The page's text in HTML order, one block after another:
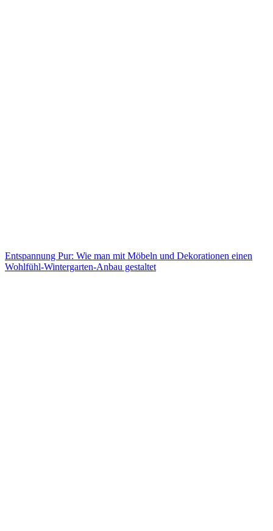
Entspannung Pur: Wie man mit Möbeln und Dekorationen einen
Wohlfühl-Wintergarten-Anbau gestaltet